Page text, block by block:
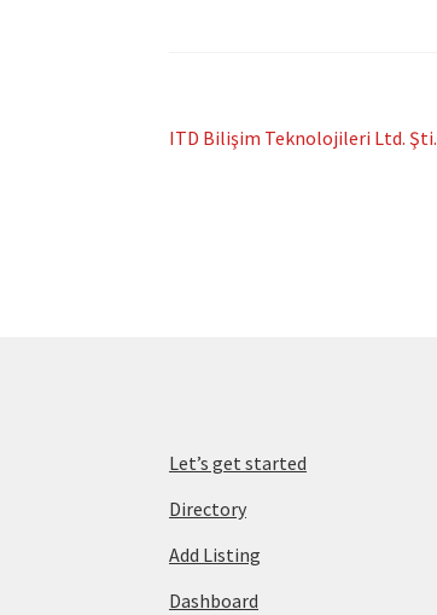
Post
Previous
ITD Bilişim Teknolojileri Ltd. Şti.
Let’s get started
Directory
Add Listing
Dashboard